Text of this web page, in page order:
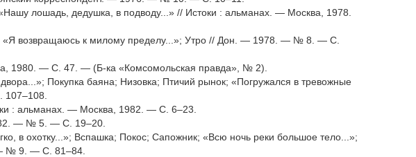
лошадь, дедушка, в подводу...» // Истоки : альманах. — Москва, 1978.
«Я возвращаюсь к милому пределу...»; Утро // Дон. — 1978. — № 8. — С.
1980. — С. 47. — (Б-ка «Комсомольская правда», № 2).
Покупка баяна; Низовка; Птичий рынок; «Погружался в тревожные
: альманах. — Москва, 1982. — С. 6–23.
— № 5. — С. 19–20.
в охотку...»; Вспашка; Покос; Сапожник; «Всю ночь реки большое тело...»;
№ 9. — С. 81–84.